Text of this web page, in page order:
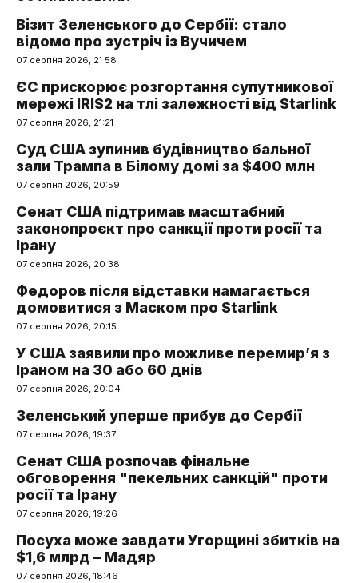
Візит Зеленського до Сербії: стало
відомо про зустріч із Вучичем
07 серпня 2026, 21:58
ЄС прискорює розгортання супутникової
мережі IRIS2 на тлі залежності від Starlink
07 серпня 2026, 21:21
Суд США зупинив будівництво бальної
зали Трампа в Білому домі за $400 млн
07 серпня 2026, 20:59
Сенат США підтримав масштабний
законопроєкт про санкції проти росії та
Ірану
07 серпня 2026, 20:38
Федоров після відставки намагається
домовитися з Маском про Starlink
07 серпня 2026, 20:15
У США заявили про можливе перемир’я з
Іраном на 30 або 60 днів
07 серпня 2026, 20:04
Зеленський уперше прибув до Сербії
07 серпня 2026, 19:37
Сенат США розпочав фінальне
обговорення "пекельних санкцій" проти
росії та Ірану
07 серпня 2026, 19:26
Посуха може завдати Угорщині збитків на
$1,6 млрд – Мадяр
07 серпня 2026, 18:46